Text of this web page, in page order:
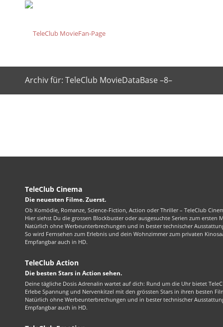
Archiv für: TeleClub MovieDataBase –8–
TeleClub Cinema
Die neuesten Filme. Zuerst.
Ob Komödie, Romanze, Science-Fiction, Action oder Thriller – TeleClub
Hier siehst Du die grossen Blockbuster oder ausgesuchte Serien zum ersten
Natürlich ohne Werbeunterbrechungen und in bester technischer
So wird Fernsehen zum Erlebnis und dein Wohnzimmer zum privaten
Empfangbar auch in HD.
TeleClub Action
Die besten Stars in Action sehen.
Deine tägliche Dosis Adrenalin wartet auf dich: Rund um die Uhr bietet
Erlebe Spannung und Nervenkitzel mit den grössten Stars in ihren besten
Natürlich ohne Werbeunterbrechungen und in bester technischer
Empfangbar auch in HD.